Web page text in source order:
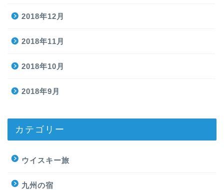
2018年12月
2018年11月
2018年10月
2018年9月
カテゴリー
ウイスキー旅
九州の宿